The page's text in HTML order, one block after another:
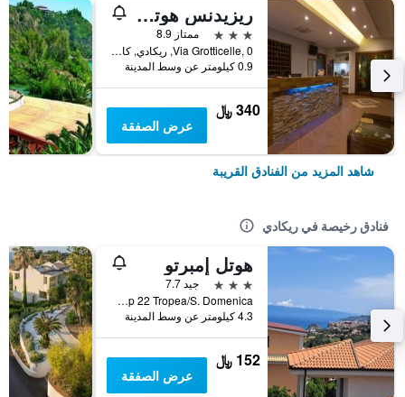
ريزيدنس هوتل لا تافيرنا
3 نجوم
ممتاز 8.9
Via Grotticelle, 0, ريكادي, كالابريا, إيطاليا
0.9 كيلومتر عن وسط المدينة
340 ﷼
عرض الصفقة
شاهد المزيد من الفنادق القريبة
فنادق رخيصة في ريكادي
هوتل إمبرتو
3 نجوم
جيد 7.7
Via Sp 22 Tropea/S. Domenica, ريكادي, كالابريا, إيطاليا
4.3 كيلومتر عن وسط المدينة
152 ﷼
عرض الصفقة